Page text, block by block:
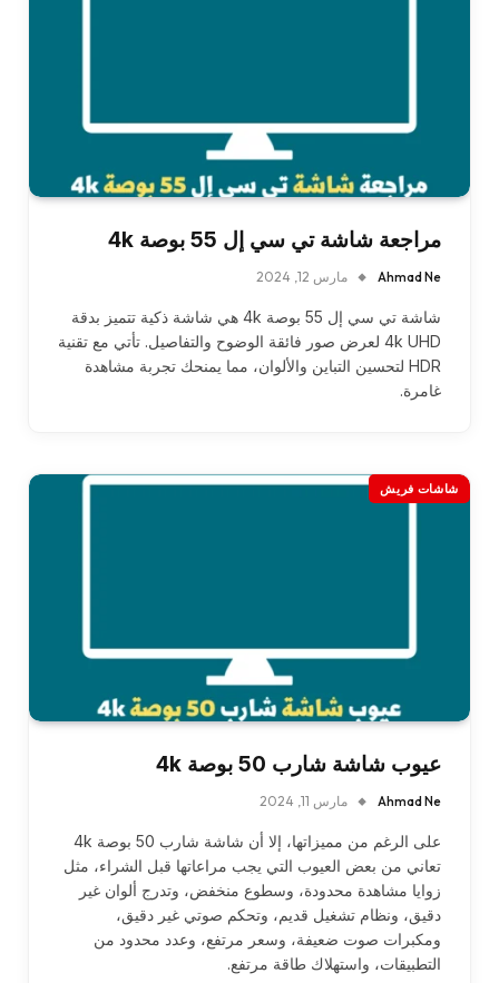
مراجعة شاشة تي سي إل 55 بوصة 4k
Ahmad Ne مارس 12, 2024
شاشة تي سي إل 55 بوصة 4k هي شاشة ذكية تتميز بدقة
4k UHD لعرض صور فائقة الوضوح والتفاصيل. تأتي مع تقنية
HDR لتحسين التباين والألوان، مما يمنحك تجربة مشاهدة
غامرة.
شاشات فريش
عيوب شاشة شارب 50 بوصة 4k
Ahmad Ne مارس 11, 2024
على الرغم من مميزاتها، إلا أن شاشة شارب 50 بوصة 4k
تعاني من بعض العيوب التي يجب مراعاتها قبل الشراء، مثل
زوايا مشاهدة محدودة، وسطوع منخفض، وتدرج ألوان غير
دقيق، ونظام تشغيل قديم، وتحكم صوتي غير دقيق،
ومكبرات صوت ضعيفة، وسعر مرتفع، وعدد محدود من
التطبيقات، واستهلاك طاقة مرتفع.